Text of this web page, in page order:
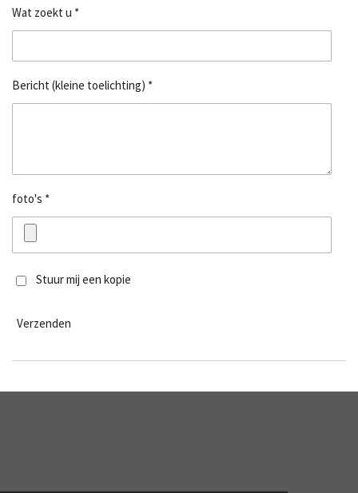
Wat zoekt u *
Bericht (kleine toelichting) *
foto's *
Stuur mij een kopie
Verzenden